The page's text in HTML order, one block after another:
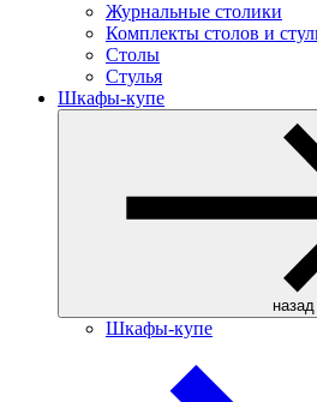
Журнальные столики
Комплекты столов и
Столы
Стулья
Шкафы-купе
назад
Шкафы-купе